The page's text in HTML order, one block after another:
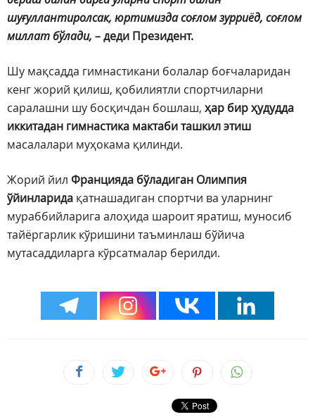
шуғуллантиролсак, юртимизда соғлом зурриёд, соғлом
миллат бўлади, –деди Президент.
Шу мақсадда гимнастикани болалар боғчаларидан
кенг жорий қилиш, қобилиятли спортчиларни
саралашни шу босқичдан бошлаш, ҳар бир ҳудудда
иккитадан гимнастика мактаби ташкил этиш
масалалари муҳокама қилинди.
Жорий йил Францияда бўладиган Олимпия
ўйинларида қатнашадиган спортчи ва уларнинг
мураббийларига алоҳида шароит яратиш, муносиб
тайёргарлик кўришини таъминлаш бўйича
мутасаддиларга кўрсатмалар берилди.